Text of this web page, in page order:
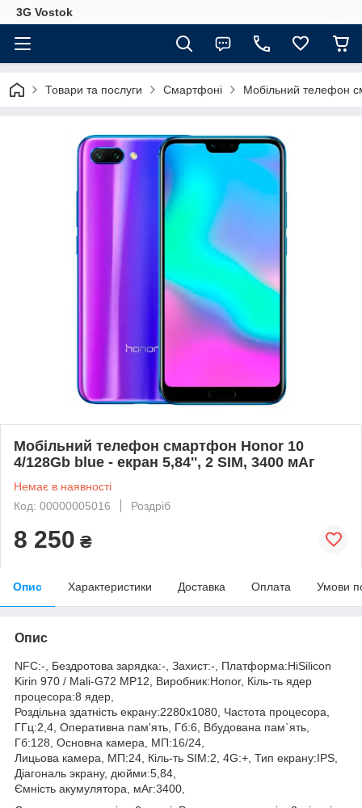
3G Vostok
Товари та послуги Смартфоні Мобільний телефон
Мобільний телефон смартфон Honor 10
4/128Gb blue - екран 5,84'', 2 SIM, 3400 мАг
Немає в наявності
Код: 00000005016
Роздріб
8 250 ₴
Опис Характеристики Доставка Оплата Умови
Опис
NFC:-, Бездротова зарядка:-, Захист:-, Платформа:HiSilicon
Kirin 970 / Mali-G72 MP12, Виробник:Honor, Кіль-ть ядер
процесора:8 ядер,
Роздільна здатність екрану:2280x1080, Частота процесора,
ГГц:2,4, Оперативна пам'ять, Гб:6, Вбудована пам`ять,
Гб:128, Основна камера, МП:16/24,
Лицьова камера, МП:24, Кіль-ть SIM:2, 4G:+, Тип екрану:IPS,
Діагональ экрану, дюйми:5,84,
Ємність акумулятора, мАг:3400,